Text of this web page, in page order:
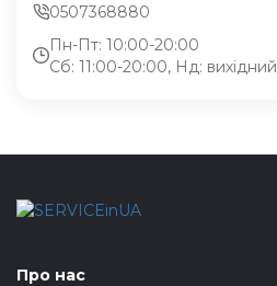
0507368880
Пн-Пт: 10:00-20:00
Сб: 11:00-20:00, Нд: вихідний
Про нас